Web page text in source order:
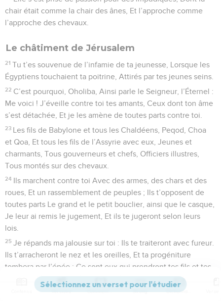
chair était comme la chair des ânes, Et l’approche comme
l’approche des chevaux.
Le châtiment de Jérusalem
21 Tu t’es souvenue de l’infamie de ta jeunesse, Lorsque les
Égyptiens touchaient ta poitrine, Attirés par tes jeunes seins.
22 C’est pourquoi, Oholiba, Ainsi parle le Seigneur, l’Éternel :
Me voici ! J’éveille contre toi tes amants, Ceux dont ton âme
s’est détachée, Et je les amène de toutes parts contre toi.
23 Les fils de Babylone et tous les Chaldéens, Peqod, Choa
et Qoa, Et tous les fils de l’Assyrie avec eux, Jeunes et
charmants, Tous gouverneurs et chefs, Officiers illustres,
Tous montés sur des chevaux.
24 Ils marchent contre toi Avec des armes, des chars et des
roues, Et un rassemblement de peuples ; Ils t’opposent de
toutes parts Le grand et le petit bouclier, ainsi que le casque,
Je leur ai remis le jugement, Et ils te jugeront selon leurs
lois.
25 Je répands ma jalousie sur toi : Ils te traiteront avec fureur.
Ils t’arracheront le nez et les oreilles, Et ta progéniture
tombera par l’épée ; Ce sont eux qui prendront tes fils et tes
filles, Et ta progéniture sera dévorée par le feu.
Ils te dépouilleront de tes vêtements Et ils enlèveront les
Versions Commentaires Strong